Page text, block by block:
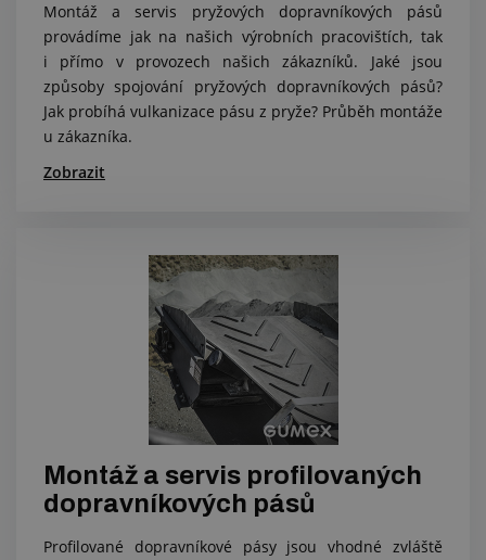
Montáž a servis pryžových dopravníkových pásů
provádíme jak na našich výrobních pracovištích, tak
i přímo v provozech našich zákazníků. Jaké jsou
způsoby spojování pryžových dopravníkových pásů?
Jak probíhá vulkanizace pásu z pryže? Průběh montáže
u zákazníka.
Zobrazit
Montáž a servis profilovaných
dopravníkových pásů
Profilované dopravníkové pásy jsou vhodné zvláště